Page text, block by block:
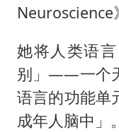
Neuroscience
她将人类语
别」——一个
语言的功能单
成年人脑中」。